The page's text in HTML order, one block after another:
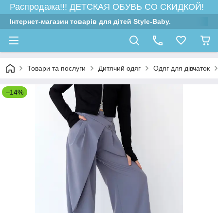
Распродажа!!! ДЕТСКАЯ ОБУВЬ СО СКИДКОЙ!
Інтернет-магазин товарів для дітей Style-Baby.
Товари та послуги Дитячий одяг Одяг для дівчаток
–14%